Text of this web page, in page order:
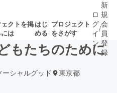
クトを掲
は
はじ
める
プロジェクト
をさがす
ロ
グ
イ
ン
/
新
規
会
員
登
録
もたちのために
ーシャルグッド 東京都